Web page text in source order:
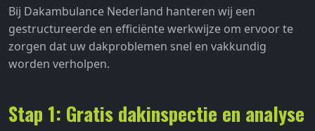
Bij Dakambulance Nederland hanteren wij een
gestructureerde en efficiënte werkwijze om ervoor te
zorgen dat uw dakproblemen snel en vakkundig
worden verholpen.
Stap 1: Gratis dakinspectie en analyse